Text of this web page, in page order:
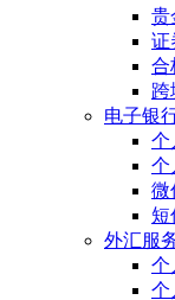
贵
证
合
跨
电子银
个
个
微
短
外汇服
个
个